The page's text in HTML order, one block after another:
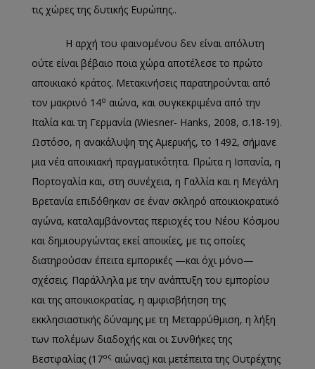
τις χώρες της δυτικής Ευρώπης..
Η αρχή του φαινομένου δεν είναι απόλυτη
ούτε είναι βέβαιο ποια χώρα αποτέλεσε το πρώτο
αποικιακό κράτος. Μετακινήσεις παρατηρούνται από
τον μακρινό 14ο αιώνα, και συγκεκριμένα από την
Ιταλία και τη Γερμανία (Wiesner- Hanks, 2008, σ.18-19).
Ωστόσο, η ανακάλυψη της Αμερικής, το 1492, σήμανε
μια νέα αποικιακή πραγματικότητα. Πρώτα η Ισπανία, η
Πορτογαλία και, στη συνέχεια, η Γαλλία και η Μεγάλη
Βρετανία επιδόθηκαν σε έναν σκληρό αποικιοκρατικό
αγώνα, καταλαμβάνοντας περιοχές του Νέου Κόσμου
και δημιουργώντας εκεί αποικίες, με τις οποίες
διατηρούσαν έπειτα εμπορικές —και όχι μόνο—
σχέσεις. Παράλληλα με την ανάπτυξη του εμπορίου
και της αποικιοκρατίας, η αμφισβήτηση της
εκκλησιαστικής δύναμης με τη Μεταρρύθμιση, η λήξη
των πολέμων διαδοχής και οι Συνθήκες της
Βεστφαλίας (17ος αιώνας) και μετέπειτα της Ουτρέχτης